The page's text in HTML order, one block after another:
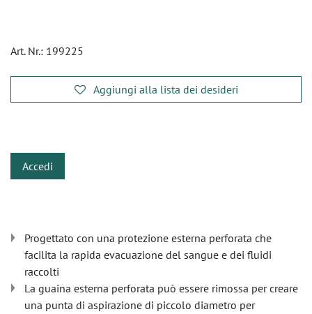
Art. Nr.: 199225
Aggiungi alla lista dei desideri
Accedi
Progettato con una protezione esterna perforata che
facilita la rapida evacuazione del sangue e dei fluidi
raccolti
La guaina esterna perforata può essere rimossa per creare
una punta di aspirazione di piccolo diametro per